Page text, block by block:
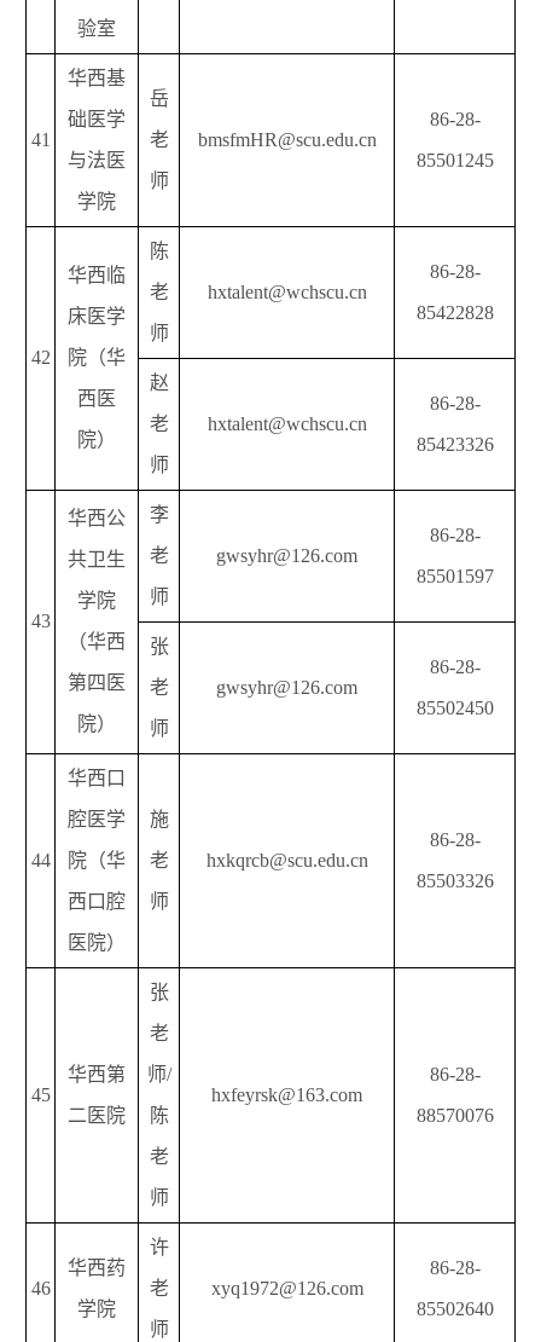
验室
41
华西基
础医学
与法医
学院
岳
老
师
bmsfmHR@scu.edu.cn
86-28-
85501245
42
华西临
床医学
院（华
西医
院）
陈
老
师
hxtalent@wchscu.cn
86-28-
85422828
赵
老
师
hxtalent@wchscu.cn
86-28-
85423326
43
华西公
共卫生
学院
（华西
第四医
院）
李
老
师
gwsyhr@126.com
86-28-
85501597
张
老
师
gwsyhr@126.com
86-28-
85502450
44
华西口
腔医学
院（华
西口腔
医院）
施
老
师
hxkqrcb@scu.edu.cn
86-28-
85503326
45
华西第
二医院
张
老
师/
陈
老
师
hxfeyrsk@163.com
86-28-
88570076
46
华西药
学院
许
老
师
xyq1972@126.com
86-28-
85502640